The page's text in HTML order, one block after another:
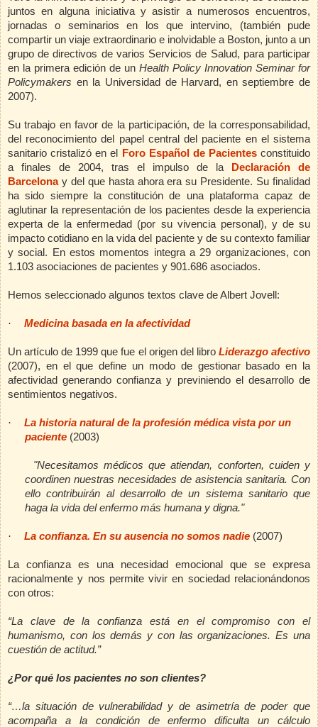
juntos en alguna iniciativa y asistir a numerosos encuentros,
jornadas o seminarios en los que intervino, (también pude
compartir un viaje extraordinario e inolvidable a Boston, junto a un
grupo de directivos de varios Servicios de Salud, para participar
en la primera edición de un Health Policy Innovation Seminar for
Policymakers en la Universidad de Harvard, en septiembre de
2007).
Su trabajo en favor de la participación, de la corresponsabilidad,
del reconocimiento del papel central del paciente en el sistema
sanitario cristalizó en el
Foro Español de Pacientesconstituido
a finales de 2004, tras el impulso de la
Declaración de
Barcelona y del que hasta ahora era su Presidente. Su finalidad
ha sido siempre la constitución de una plataforma capaz de
aglutinar la representación de los pacientes desde la experiencia
experta de la enfermedad (por su vivencia personal), y de su
impacto cotidiano en la vida del paciente y de su contexto familiar
y social. En estos momentos integra a 29 organizaciones, con
1.103 asociaciones de pacientes y 901.686 asociados.
Hemos seleccionado algunos textos clave de Albert Jovell:
· Medicina basada en la afectividad
Un artículo de 1999 que fue el origen del libro Liderazgo afectivo
(2007), en el que define un modo de gestionar basado en la
afectividad generando confianza y previniendo el desarrollo de
sentimientos negativos.
·
La historia natural de la profesión médica vista por un
paciente (2003)
"Necesitamos médicos que atiendan, conforten, cuiden y
coordinen nuestras necesidades de asistencia sanitaria. Con
ello contribuirán al desarrollo de un sistema sanitario que
haga la vida del enfermo más humana y digna."
· La confianza. En su ausencia no somos nadie (2007)
La confianza es una necesidad emocional que se expresa
racionalmente y nos permite vivir en sociedad relacionándonos
con otros:
“La clave de la confianza está en el compromiso con el
humanismo, con los demás y con las organizaciones. Es una
cuestión de actitud.”
¿Por qué los pacientes no son clientes?
“…la situación de vulnerabilidad y de asimetría de poder que
acompaña a la condición de enfermo dificulta un cálculo